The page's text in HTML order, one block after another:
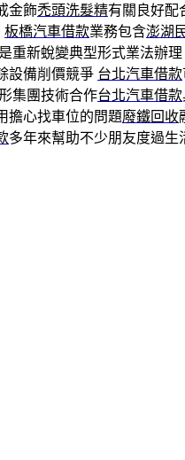
金飾禿頭洗髮精有關良好配
板橋汽車借款業務包含澎湖
重新蛻變典型形式業法辦理
設備削價競爭 台北汽車借款
集團技術合作台北汽車借款
擔心找車位的問題廢鐵回收
多年來幫助不少朋友度過